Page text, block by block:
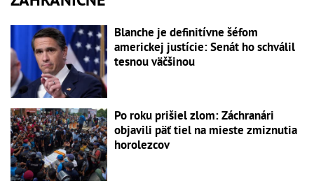
Blanche je definitívne šéfom
americkej justície: Senát ho schválil
tesnou väčšinou
Po roku prišiel zlom: Záchranári
objavili päť tiel na mieste zmiznutia
horolezcov